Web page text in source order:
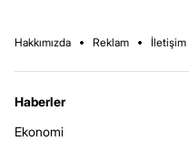
Hakkımızda Reklam İletişim
Haberler
Ekonomi